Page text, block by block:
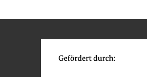
PRO20220209797688 (1)